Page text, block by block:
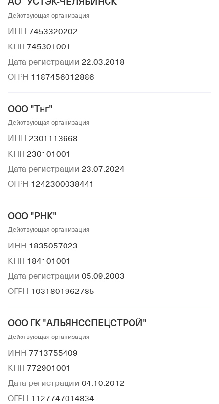
Действующая организация
ИНН 7453320202
КПП 745301001
Дата регистрации 22.03.2018
ОГРН 1187456012886
ООО "Тнг"
Действующая организация
ИНН 2301113668
КПП 230101001
Дата регистрации 23.07.2024
ОГРН 1242300038441
ООО "РНК"
Действующая организация
ИНН 1835057023
КПП 184101001
Дата регистрации 05.09.2003
ОГРН 1031801962785
ООО ГК "АЛЬЯНССПЕЦСТРОЙ"
Действующая организация
ИНН 7713755409
КПП 772901001
Дата регистрации 04.10.2012
ОГРН 1127747014834